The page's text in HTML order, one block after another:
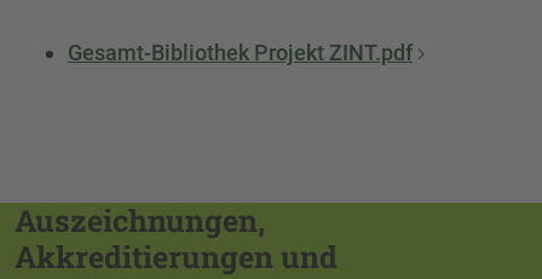
Gesamt-Bibliothek Projekt ZINT.pdf
Auszeichnungen,
Akkreditierungen und